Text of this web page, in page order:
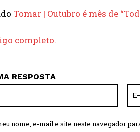
Tomar | Outubro é mês de
completo.
RESPOSTA
nome, e-mail e site neste navegador